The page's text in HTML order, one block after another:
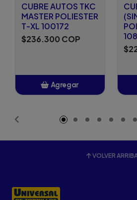
CUBRE AUTOS TKC
MASTER POLIESTER
T-XL 100172
$236.300 COP
Agregar
VOLVER